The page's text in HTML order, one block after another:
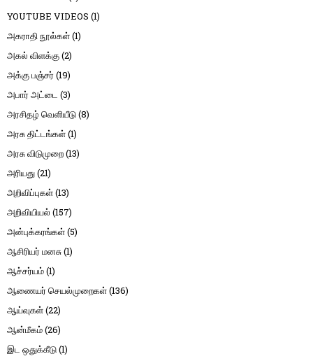
YOUTUBE VIDEOS (1)
அகராதி நூல்கள்(1)
அகல் விளக்கு(2)
அக்கு பஞ்சர் (19)
அபார் அட்டை (3)
அரசிதழ் வெளியீடு(8)
அரசு திட்டங்கள்(1)
அரசு விடுமுறை(13)
அரியது(21)
அறிவிப்புகள்(13)
அறிவியியல் (157)
அன்புக்கரங்கள்(5)
ஆசிரியர் மனசு(1)
ஆச்சர்யம்(1)
ஆணையர் செயல்முறைகள்(136)
ஆய்வுகள்(22)
ஆன்மீகம்(26)
இட ஒதுக்கீடு(1)